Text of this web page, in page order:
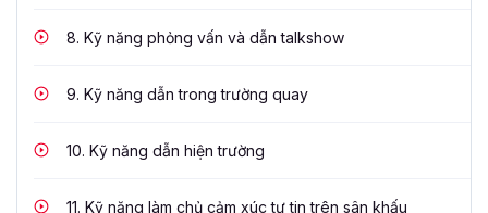
8. Kỹ năng phỏng vấn và dẫn talkshow
9. Kỹ năng dẫn trong trường quay
10. Kỹ năng dẫn hiện trường
11. Kỹ năng làm chủ cảm xúc tự tin trên sân khấu